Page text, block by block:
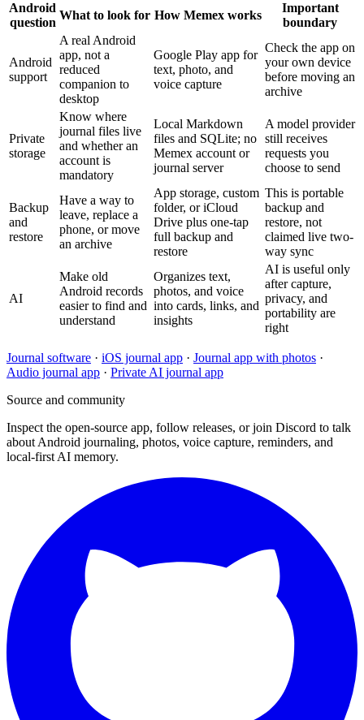
Android
question
What to look for How Memex works
Important
boundary
Android
support
A real Android
app, not a
reduced
companion to
desktop
Google Play app for
text, photo, and
voice capture
Check the app on
your own device
before moving an
archive
Private
storage
Know where
journal files live
and whether an
account is
mandatory
Local Markdown
files and SQLite; no
Memex account or
journal server
A model provider
still receives
requests you
choose to send
Backup
and
restore
Have a way to
leave, replace a
phone, or move
an archive
App storage, custom
folder, or iCloud
Drive plus one-tap
full backup and
restore
This is portable
backup and
restore, not
claimed live two-
way sync
AI
Make old
Android records
easier to find and
understand
Organizes text,
photos, and voice
into cards, links, and
insights
AI is useful only
after capture,
privacy, and
portability are
right
Journal software · iOS journal app · Journal app with photos ·
Audio journal app · Private AI journal app
Source and community
Inspect the open-source app, follow releases, or join Discord to talk
about Android journaling, photos, voice capture, reminders, and
local-first AI memory.